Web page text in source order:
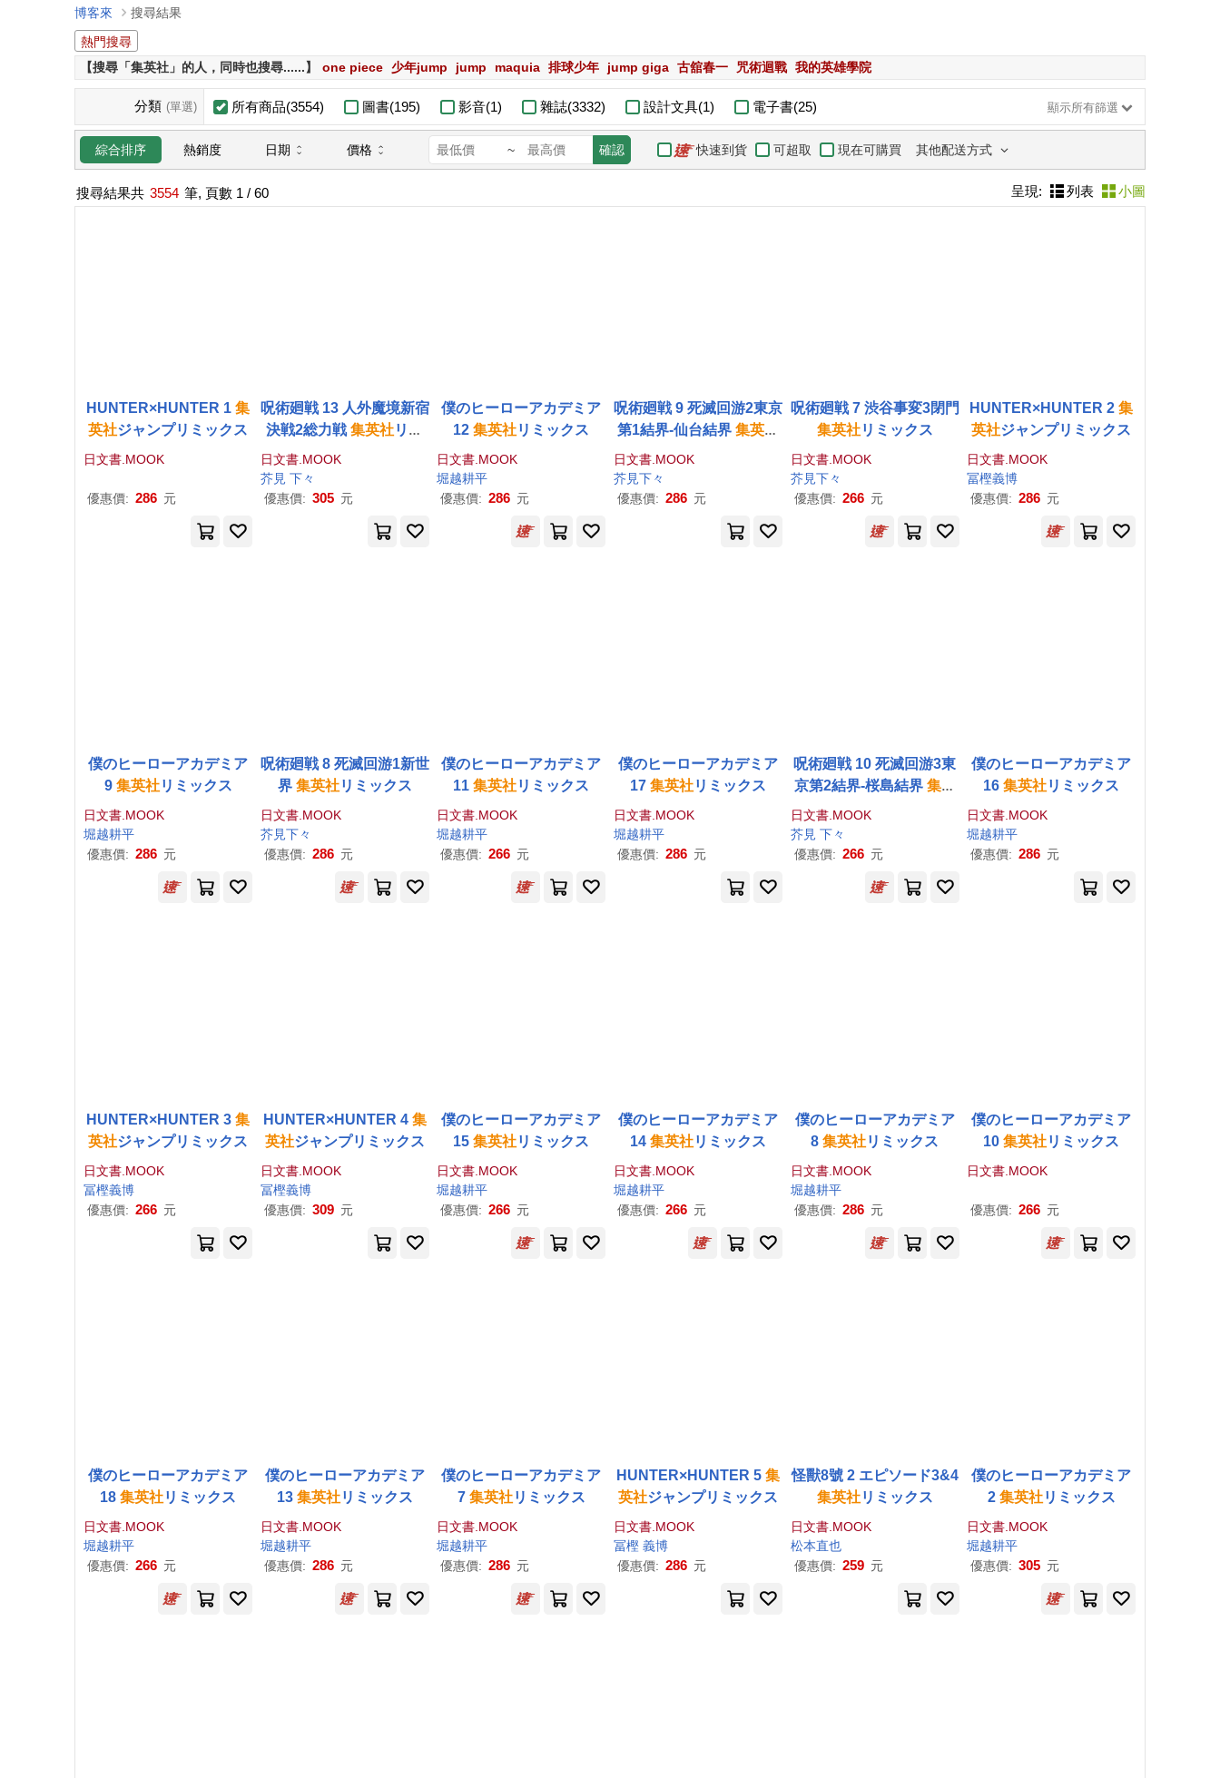
博客來
搜尋結果
熱門搜尋
【搜尋「集英社」的人，同時也搜尋......】
one piece 少年jump jump maquia 排球少年 jump giga 古舘春一 咒術迴戰 我的英雄學院
分類 (單選) 所有商品(3554) 圖書(195) 影音(1) 雜誌(3332) 設計文具(1) 電子書(25) 顯示所有篩選
綜合排序 熱銷度 日期 價格 ~ 確認 快速到貨 可超取 現在可購買 其他配送方式
搜尋結果共 3554 筆, 頁數 1 / 60 呈現: 列表 小圖
HUNTER×HUNTER 1 集
英社ジャンプリミックス
日文書.MOOK
優惠價: 286 元
呪術廻戦 13 人外魔境新宿
決戦2総力戦集英社リミ
ックス
日文書.MOOK
芥見 下々
優惠價: 305 元
僕のヒーローアカデミア
12集英社リミックス
日文書.MOOK
堀越耕平
優惠價: 286 元
呪術廻戦 9 死滅回游2東京
第1結界-仙台結界集英社
リミックス
日文書.MOOK
芥見下々
優惠價: 286 元
呪術廻戦 7 渋谷事変3閉門
集英社リミックス
日文書.MOOK
芥見下々
優惠價: 266 元
HUNTER×HUNTER 2集
英社ジャンプリミックス
日文書.MOOK
冨樫義博
優惠價: 286 元
僕のヒーローアカデミア
9 集英社リミックス
日文書.MOOK
堀越耕平
優惠價: 286 元
呪術廻戦 8 死滅回游1新世
界 集英社リミックス
日文書.MOOK
芥見下々
優惠價: 286 元
僕のヒーローアカデミア
11集英社リミックス
日文書.MOOK
堀越耕平
優惠價: 266 元
僕のヒーローアカデミア
17集英社リミックス
日文書.MOOK
堀越耕平
優惠價: 286 元
呪術廻戦 10 死滅回游3東
京第2結界-桜島結界 集英
社リミックス
日文書.MOOK
芥見 下々
優惠價: 266 元
僕のヒーローアカデミア
16集英社リミックス
日文書.MOOK
堀越耕平
優惠價: 286 元
HUNTER×HUNTER 3 集
英社ジャンプリミックス
日文書.MOOK
冨樫義博
優惠價: 266 元
HUNTER×HUNTER 4 集
英社ジャンプリミックス
日文書.MOOK
冨樫義博
優惠價: 309 元
僕のヒーローアカデミア
15集英社リミックス
日文書.MOOK
堀越耕平
優惠價: 266 元
僕のヒーローアカデミア
14集英社リミックス
日文書.MOOK
堀越耕平
優惠價: 266 元
僕のヒーローアカデミア
8集英社リミックス
日文書.MOOK
堀越耕平
優惠價: 286 元
僕のヒーローアカデミア
10集英社リミックス
日文書.MOOK
優惠價: 266 元
僕のヒーローアカデミア
18 集英社リミックス
日文書.MOOK
堀越耕平
優惠價: 266 元
僕のヒーローアカデミア
13 集英社リミックス
日文書.MOOK
堀越耕平
優惠價: 286 元
僕のヒーローアカデミア
7 集英社リミックス
日文書.MOOK
堀越耕平
優惠價: 286 元
HUNTER×HUNTER 5集
英社ジャンプリミックス
日文書.MOOK
冨樫 義博
優惠價: 286 元
怪獸8號 2 エピソード3&4
集英社リミックス
日文書.MOOK
松本直也
優惠價: 259 元
僕のヒーローアカデミア
2 集英社リミックス
日文書.MOOK
堀越耕平
優惠價: 305 元